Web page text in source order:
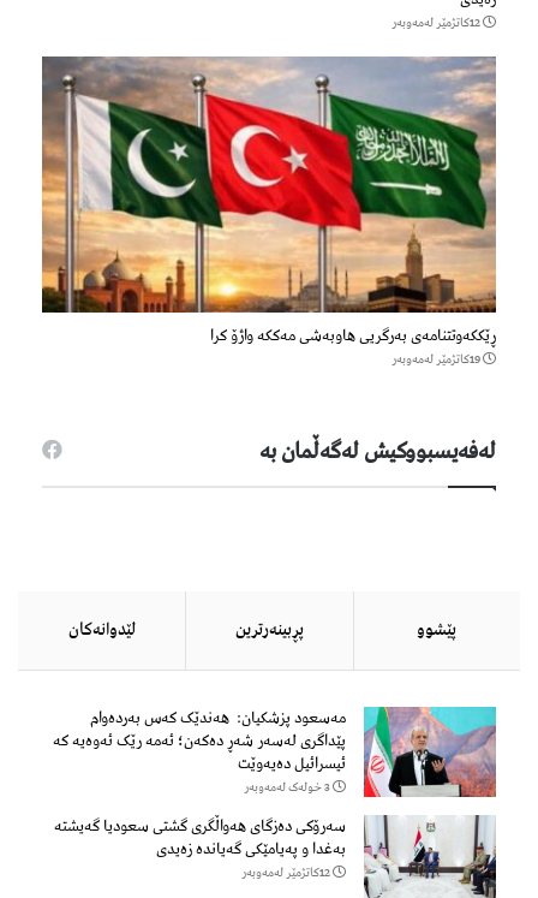
12كاتژمێر لەمەوبەر
ڕێککەوتتنامەی بەرگریی هاوبەشی مەککە واژۆ کرا
19كاتژمێر لەمەوبەر
لەفەیسبووكیش لەگەڵمان بە
پێشوو پڕبینەرترین لێدوانەكان
مەسعود پزشكیان: هەندێک کەس بەردەوام
پێداگری لەسەر شەڕ دەكەن؛ ئەمە رێک ئەوەیە کە
ئیسرائیل دەیەوێت
3 خولەک لەمەوبەر
سەرۆكی دەزگای هەواڵگری گشتی سعودیا گەیشتە
بەغدا و پەیامێكی گەیاندە زەیدی
12كاتژمێر لەمەوبەر